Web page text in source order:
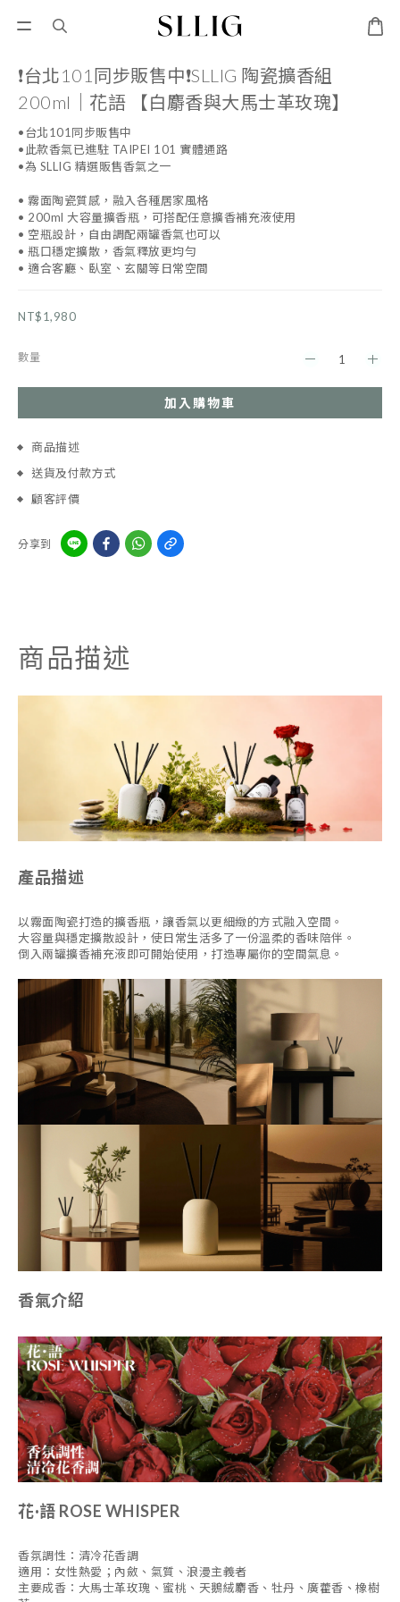
❗️台北101同步販售中❗️SLLIG 陶瓷擴香組
200ml｜花語 【白麝香與大馬士革玫瑰】
•台北101同步販售中
•此款香氣已進駐 TAIPEI 101 實體通路
•為 SLLIG 精選販售香氣之一
• 霧面陶瓷質感，融入各種居家風格
• 200ml 大容量擴香瓶，可搭配任意擴香補充液使用
• 空瓶設計，自由調配兩罐香氣也可以
• 瓶口穩定擴散，香氣釋放更均勻
• 適合客廳、臥室、玄關等日常空間
NT$1,980
數量
加入購物車
商品描述
送貨及付款方式
顧客評價
分享到
商品描述
產品描述
以霧面陶瓷打造的擴香瓶，讓香氣以更細緻的方式融入空間。
大容量與穩定擴散設計，使日常生活多了一份溫柔的香味陪伴。
倒入兩罐擴香補充液即可開始使用，打造專屬你的空間氣息。
香氣介紹
花·語 ROSE WHISPER
香氛調性：清冷花香調
適用：女性熱愛；內斂、氣質、浪漫主義者
主要成香：大馬士革玫瑰、蜜桃、天鵝絨麝香、牡丹、廣藿香、橡樹